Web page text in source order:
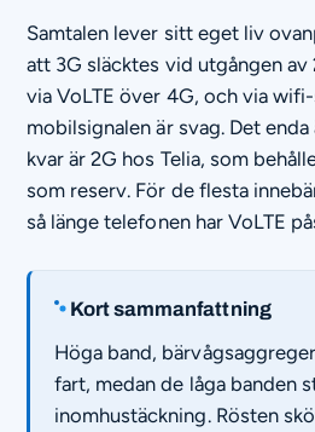
Samtalen lever sitt eget liv
att 3G släcktes vid utgången
via VoLTE över 4G, och via
mobilsignalen är svag. Det
kvar är 2G hos Telia, som
som reserv. För de flesta
så länge telefonen har VoLTE
Kort sammanfattning
Höga band,
fart, medan de låga banden
inomhustäckning. Rösten